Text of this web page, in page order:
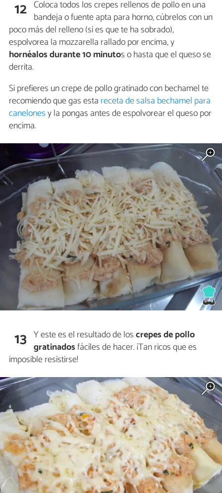
12 Coloca todos los crepes rellenos de pollo en una
bandeja o fuente apta para horno, cúbrelos con un
poco más del relleno (si es que te ha sobrado),
espolvorea la mozzarella rallado por encima, y
hornéalos durante 10 minutos o hasta que el queso se
derrita.
Si prefieres un crepe de pollo gratinado con bechamel te
recomiendo que gas esta receta de salsa bechamel para
canelonesy la pongas antes de espolvorear el queso por
encima.
13 Y este es el resultado de loscrepes de pollo
gratinadosfáciles de hacer. ¡Tan ricos que es
imposible resistirse!